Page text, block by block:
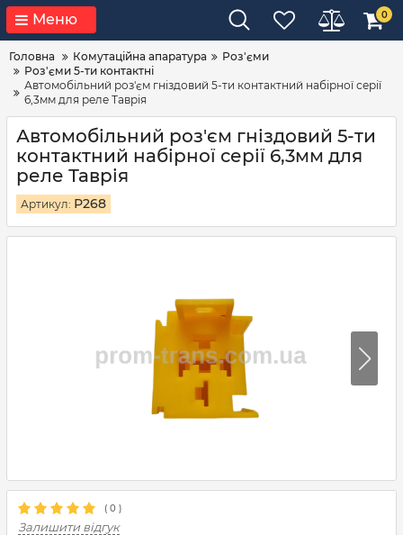
Меню 0
Головна Комутаційна апаратура
Роз'єми
Роз'єми 5-ти контактні
Автомобільний роз'єм гніздовий 5-ти контактний набірної серії
6,3мм для реле Таврія
Автомобільний роз'єм гніздовий 5-ти
контактний набірної серії 6,3мм для
реле Таврія
Артикул: Р268
( 0 )
Залишити відгук